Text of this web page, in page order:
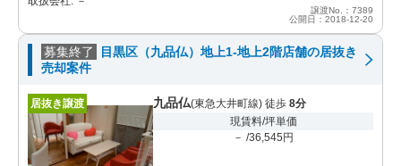
譲渡No.：7389
公開日：2018-12-20
募集終了
目黒区（九品仏）地上1-地上2階店舗の居抜き
売却案件
居抜き譲渡 九品仏(東急大井町線) 徒歩 8分
現賃料/坪単価
－ /36,545円